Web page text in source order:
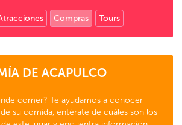
Compras Tours
DE ACAPULCO
comer? Te ayudamos a conocer
su comida, entérate de cuáles son los